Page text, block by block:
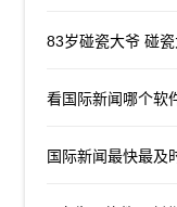
83岁碰瓷大爷 碰
看国际新闻哪个软
国际新闻最快最及